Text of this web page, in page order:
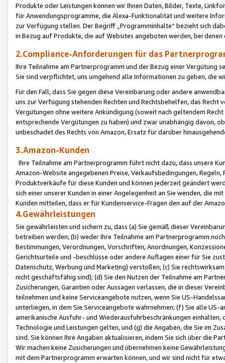
Produkte oder Leistungen können wir Ihnen Daten, Bilder, Texte,
für Anwendungsprogramme, die Alexa-Funktionalität und weitere
zur Verfügung stellen. Der Begriff „Programminhalte“ bezieht sich
in Bezug auf Produkte, die auf Websites angeboten werden, bei
2.Compliance-Anforderungen für das
Ihre Teilnahme am Partnerprogramm und der Bezug einer Vergütung
Sie sind verpflichtet, uns umgehend alle Informationen zu geben, die
Für den Fall, dass Sie gegen diese Vereinbarung oder andere
uns zur Verfügung stehenden Rechten und Rechtsbehelfen, das
Vergütungen ohne weitere Ankündigung (soweit nach geltendem
entsprechende Vergütungen zu haben) und zwar unabhängig davon,
unbeschadet des Rechts von Amazon, Ersatz für darüber
3.Amazon-Kunden
Ihre Teilnahme am Partnerprogramm führt nicht dazu, dass unsere
Amazon-Website angegebenen Preise, Verkaufsbedingungen,
Produktverkäufe für diese Kunden und können jederzeit geändert
sich einer unserer Kunden in einer Angelegenheit an Sie wenden, die
Kunden mitteilen, dass er für Kundenservice-Fragen den auf der
4.Gewährleistungen
Sie gewährleisten und sichern zu, dass (a) Sie gemäß dieser
betreiben werden; (b) weder Ihre Teilnahme am Partnerprogramm
Bestimmungen, Verordnungen, Vorschriften, Anordnungen,
Gerichtsurteile und -beschlüsse oder andere Auflagen einer für Sie
Datenschutz, Werbung und Marketing) verstoßen; (c) Sie
nicht geschäftsfähig sind); (d) Sie den Nutzen der Teilnahme am
Zusicherungen, Garantien oder Aussagen verlassen, die in dieser
teilnehmen und keine Serviceangebote nutzen, wenn Sie US-
unterliegen, in dem Sie Serviceangebote wahrnehmen; (f) Sie alle
amerikanische Ausfuhr- und Wiederausfuhrbeschränkungen
Technologie und Leistungen gelten, und (g) die Angaben, die Sie im
sind. Sie können Ihre Angaben aktualisieren, indem Sie sich über die
Wir machen keine Zusicherungen und übernehmen keine
mit dem Partnerprogramm erwarten können, und wir sind nicht für